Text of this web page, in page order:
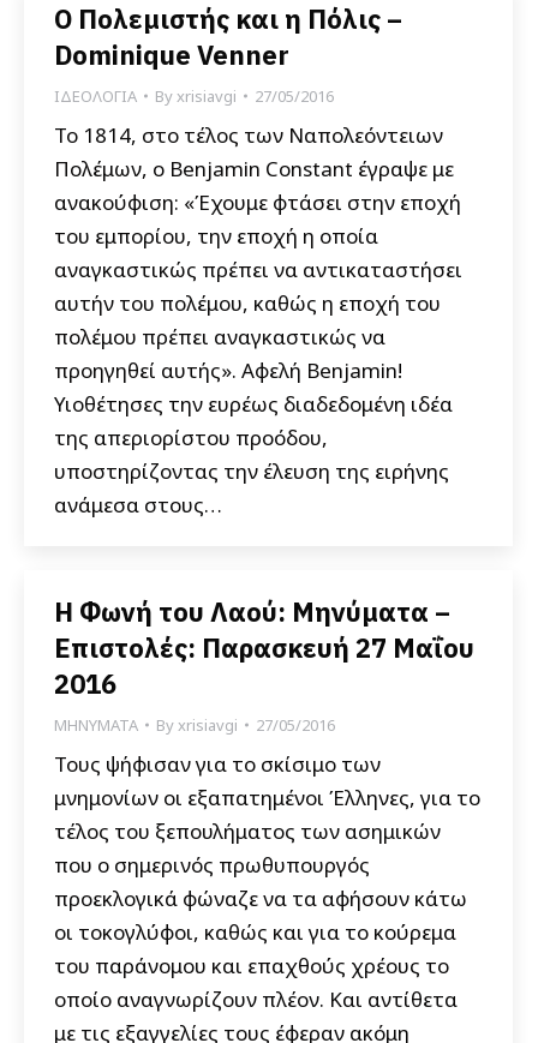
Ο Πολεμιστής και η Πόλις –
Dominique Venner
ΙΔΕΟΛΟΓΙΑ Byxrisiavgi 27/05/2016
Το 1814, στο τέλος των Ναπολεόντειων
Πολέμων, ο Benjamin Constant έγραψε με
ανακούφιση: «Έχουμε φτάσει στην εποχή
του εμπορίου, την εποχή η οποία
αναγκαστικώς πρέπει να αντικαταστήσει
αυτήν του πολέμου, καθώς η εποχή του
πολέμου πρέπει αναγκαστικώς να
προηγηθεί αυτής». Αφελή Benjamin!
Υιοθέτησες την ευρέως διαδεδομένη ιδέα
της απεριορίστου προόδου,
υποστηρίζοντας την έλευση της ειρήνης
ανάμεσα στους…
Η Φωνή του Λαού: Μηνύματα –
Επιστολές: Παρασκευή 27 Μαΐου
2016
ΜΗΝΥΜΑΤΑ Byxrisiavgi 27/05/2016
Τους ψήφισαν για το σκίσιμο των
μνημονίων οι εξαπατημένοι Έλληνες, για το
τέλος του ξεπουλήματος των ασημικών
που ο σημερινός πρωθυπουργός
προεκλογικά φώναζε να τα αφήσουν κάτω
οι τοκογλύφοι, καθώς και για το κούρεμα
του παράνομου και επαχθούς χρέους το
οποίο αναγνωρίζουν πλέον. Και αντίθετα
με τις εξαγγελίες τους έφεραν ακόμη